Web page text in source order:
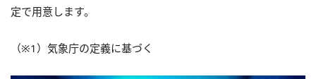
定で用意します。
（※1）気象庁の定義に基づく